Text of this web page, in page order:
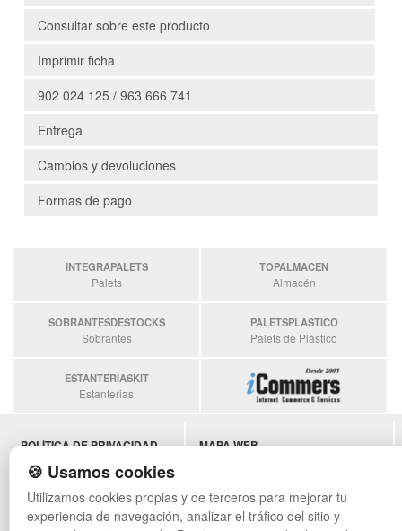
Consultar sobre este producto
Imprimir ficha
902 024 125 / 963 666 741
Entrega
Cambios y devoluciones
Formas de pago
INTEGRAPALETS
Palets
TOPALMACEN
Almacén
SOBRANTESDESTOCKS
Sobrantes
PALETSPLASTICO
Palets de Plástico
ESTANTERIASKIT
Estanterias
POLÍTICA DE PRIVACIDAD
CONDICIONES DE USO
CAMBIOS Y DEVOLUCIONES
CONTACTO
QUIENES SOMOS
MAPA WEB
🍪 Usamos cookies
Utilizamos cookies propias y de terceros para mejorar tu
experiencia de navegación, analizar el tráfico del sitio y